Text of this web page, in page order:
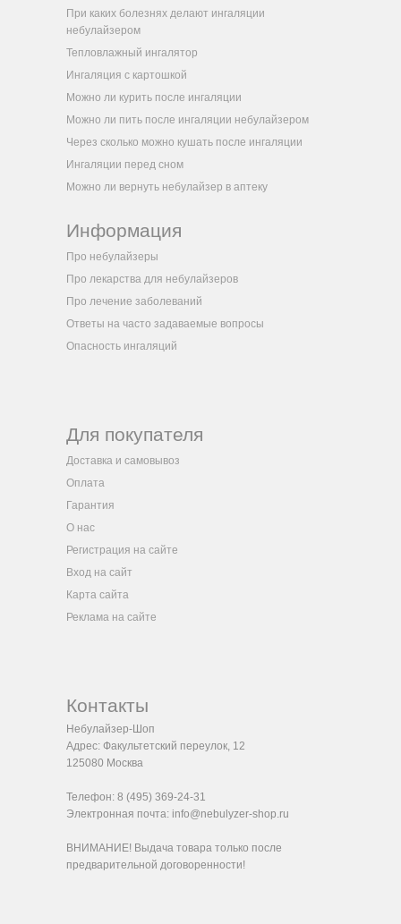
При каких болезнях делают ингаляции
небулайзером
Тепловлажный ингалятор
Ингаляция с картошкой
Можно ли курить после ингаляции
Можно ли пить после ингаляции небулайзером
Через сколько можно кушать после ингаляции
Ингаляции перед сном
Можно ли вернуть небулайзер в аптеку
Информация
Про небулайзеры
Про лекарства для небулайзеров
Про лечение заболеваний
Ответы на часто задаваемые вопросы
Опасность ингаляций
Для покупателя
Доставка и самовывоз
Оплата
Гарантия
О нас
Регистрация на сайте
Вход на сайт
Карта сайта
Реклама на сайте
Контакты
Небулайзер-Шоп
Адрес: Факультетский переулок, 12
125080 Москва
Телефон: 8 (495) 369-24-31
Электронная почта: info@nebulyzer-shop.ru
ВНИМАНИЕ! Выдача товара только после
предварительной договоренности!